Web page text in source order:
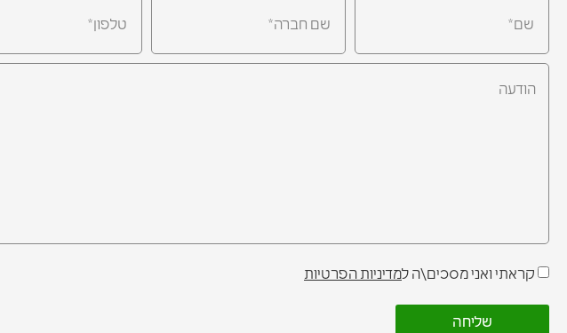
קראתי ואני מסכים\ה למדיניות הפרטיות
שליחה